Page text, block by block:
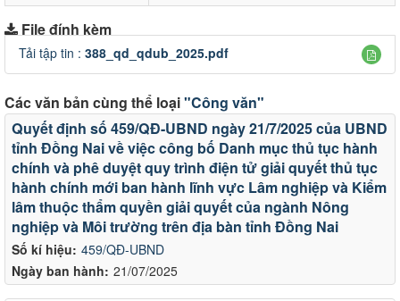
File đính kèm
Tải tập tin : 388_qd_qdub_2025.pdf
Các văn bản cùng thể loại"Công văn"
Số kí hiệu: 459/QĐ-UBND
Ngày ban hành: 21/07/2025
Quyết định số 459/QĐ-UBND ngày 21/7/2025 của UBND
tỉnh Đồng Nai về việc công bố Danh mục thủ tục hành
chính và phê duyệt quy trình điện tử giải quyết thủ tục
hành chính mới ban hành lĩnh vực Lâm nghiệp và Kiểm
lâm thuộc thẩm quyền giải quyết của ngành Nông
nghiệp và Môi trường trên địa bàn tỉnh Đồng Nai